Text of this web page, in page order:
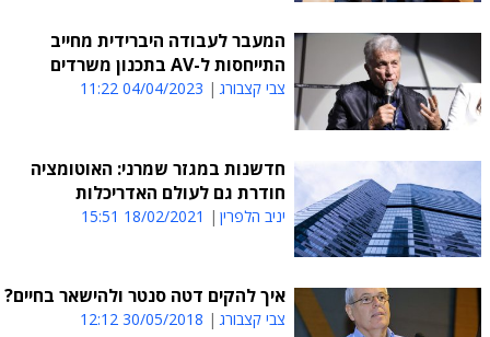
המעבר לעבודה היברידית מחייב
התייחסות ל-AV בתכנון משרדים
צבי קצבורג 04/04/2023 11:22
חדשנות במגזר שמרני: האוטומציה
חודרת גם לעולם האדריכלות
יניב הלפרין 18/02/2021 15:51
איך להקים דטה סנטר ולהישאר בחיים?
צבי קצבורג 30/05/2018 12:12